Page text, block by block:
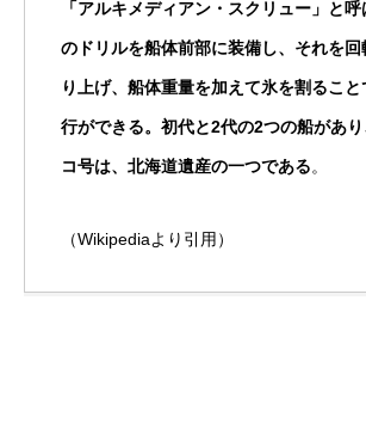
「アルキメディアン・スクリュー」と
のドリルを船体前部に装備し、それを
り上げ、船体重量を加えて氷を割るこ
行ができる。初代と2代の2つの船があ
コ号は、北海道遺産の一つである。
（Wikipediaより引用）